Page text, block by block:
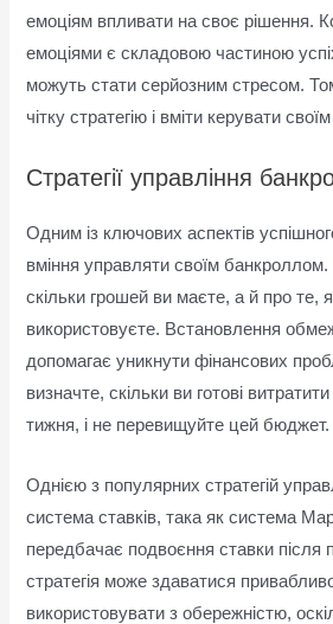
емоціям впливати на своє рішення.
емоціями є складовою частиною
можуть стати серйозним стресом.
чітку стратегію і вміти керувати
Стратегії управління
Одним із ключових аспектів
вміння управляти своїм
скільки грошей ви маєте, а й про те,
використовуєте. Встановлення
допомагає уникнути фінансових
визначте, скільки ви готові
тижня, і не перевищуйте цей бюджет.
Однією з популярних стратегій
система ставків, така як система
передбачає подвоєння ставки після
стратегія може здаватися
використовувати з обережністю,